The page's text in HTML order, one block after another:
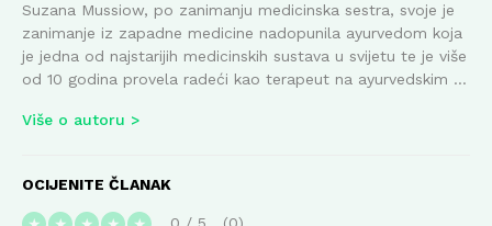
Suzana Mussiow, po zanimanju medicinska sestra, svoje je
zanimanje iz zapadne medicine nadopunila ayurvedom koja
je jedna od najstarijih medicinskih sustava u svijetu te je više
od 10 godina provela radeći kao terapeut na ayurvedskim ...
Više o autoru
OCIJENITE ČLANAK